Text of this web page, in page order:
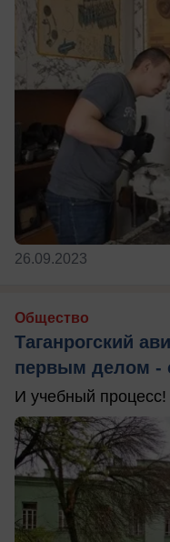
26.09.2023
Общество
Таганрогский
первым делом -
И учебный процесс!